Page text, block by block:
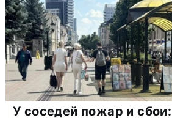
У соседей пожар и